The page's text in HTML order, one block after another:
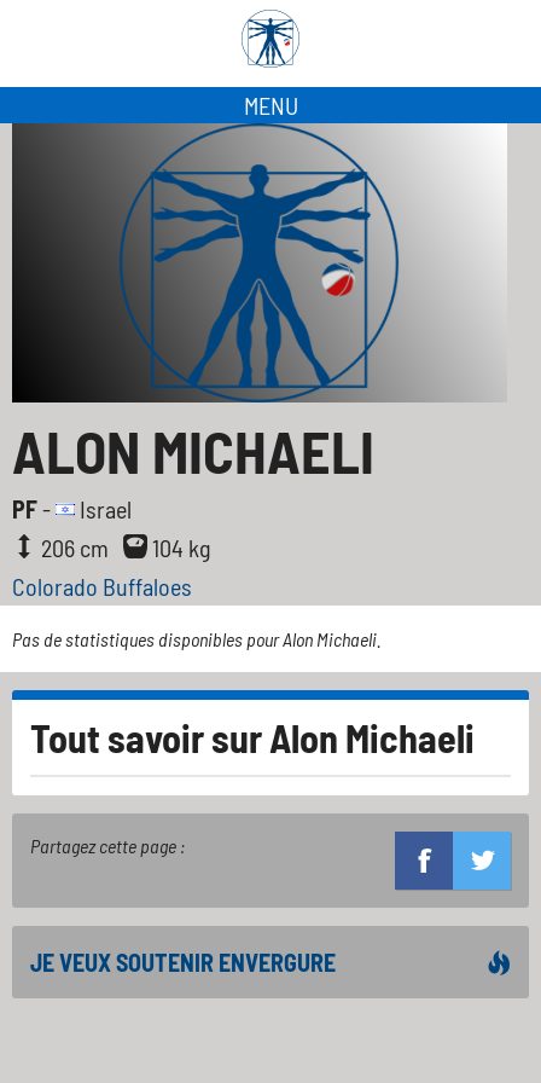
MENU
ALON MICHAELI
PF-
Israel
206 cm
104 kg
Colorado Buffaloes
Pas de statistiques disponibles pour Alon Michaeli.
Tout savoir surAlon Michaeli
Partagez cette page :
JE VEUX SOUTENIR ENVERGURE